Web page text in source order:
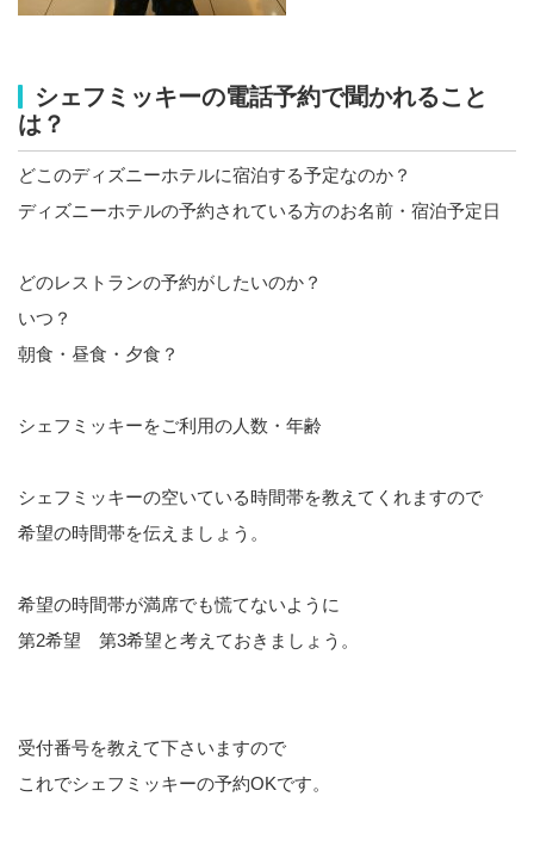
シェフミッキーの電話予約で聞かれること
は？
どこのディズニーホテルに宿泊する予定なのか？
ディズニーホテルの予約されている方のお名前・宿泊予定日
どのレストランの予約がしたいのか？
いつ？
朝食・昼食・夕食？
シェフミッキーをご利用の人数・年齢
シェフミッキーの空いている時間帯を教えてくれますので
希望の時間帯を伝えましょう。
希望の時間帯が満席でも慌てないように
第2希望 第3希望と考えておきましょう。
受付番号を教えて下さいますので
これでシェフミッキーの予約OKです。